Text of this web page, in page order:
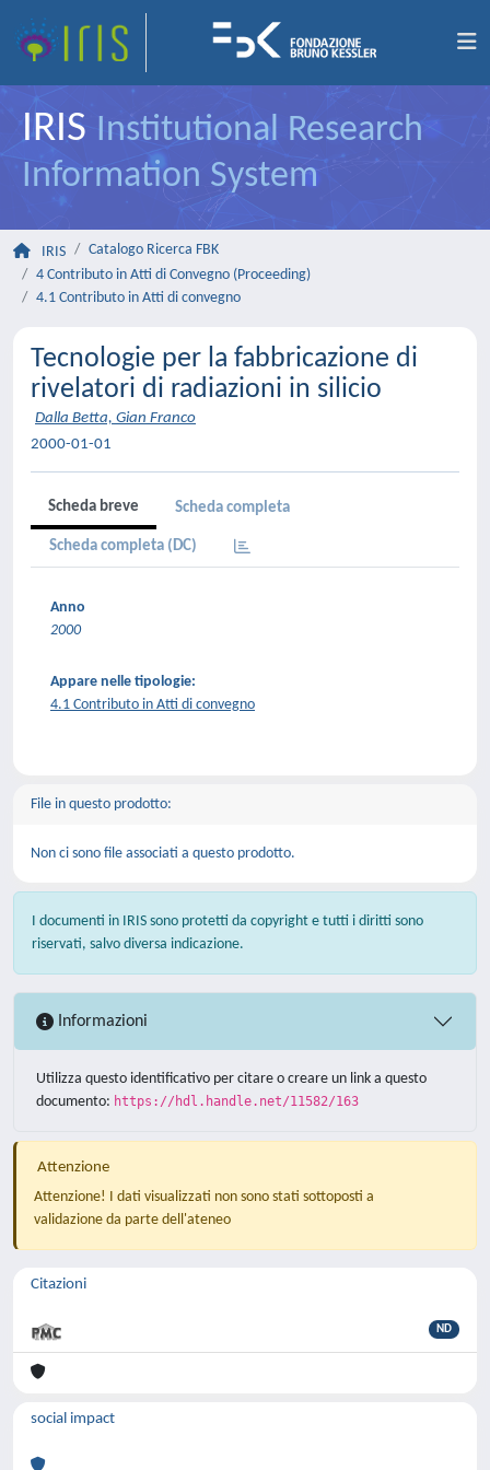
IRIS Institutional Research
Information System
IRIS
Catalogo Ricerca FBK
4 Contributo in Atti di Convegno (Proceeding)
4.1 Contributo in Atti di convegno
Tecnologie per la fabbricazione di
rivelatori di radiazioni in silicio
Dalla Betta, Gian Franco
2000-01-01
Scheda breve Scheda completa
Scheda completa (DC)
Anno
2000
Appare nelle tipologie:
4.1 Contributo in Atti di convegno
File in questo prodotto:
Non ci sono file associati a questo prodotto.
I documenti in IRIS sono protetti da copyright e tutti i diritti sono
riservati, salvo diversa indicazione.
Informazioni
Utilizza questo identificativo per citare o creare un link a questo
documento: https://hdl.handle.net/11582/163
Attenzione
Attenzione! I dati visualizzati non sono stati sottoposti a
validazione da parte dell'ateneo
Citazioni
ND
social impact